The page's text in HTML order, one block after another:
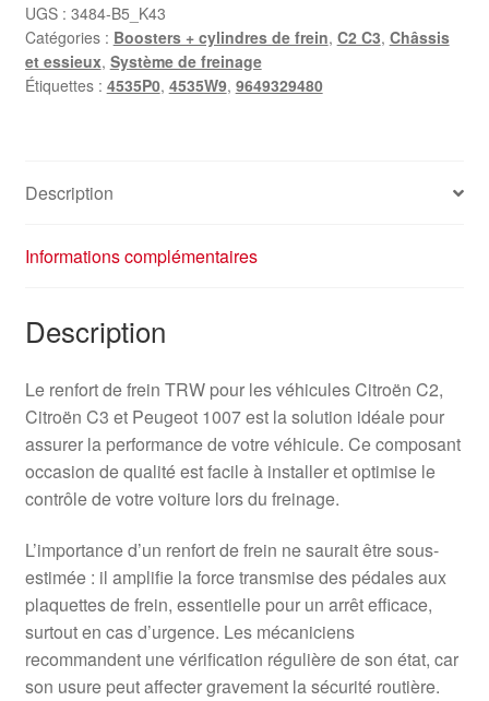
UGS : 3484-B5_K43
Catégories : Boosters + cylindres de frein, C2 C3, Châssis
et essieux, Système de freinage
Étiquettes : 4535P0, 4535W9, 9649329480
Description
Informations complémentaires
Description
Le renfort de frein TRW pour les véhicules Citroën C2,
Citroën C3 et Peugeot 1007 est la solution idéale pour
assurer la performance de votre véhicule. Ce composant
occasion de qualité est facile à installer et optimise le
contrôle de votre voiture lors du freinage.
L’importance d’un renfort de frein ne saurait être sous-
estimée : il amplifie la force transmise des pédales aux
plaquettes de frein, essentielle pour un arrêt efficace,
surtout en cas d’urgence. Les mécaniciens
recommandent une vérification régulière de son état, car
son usure peut affecter gravement la sécurité routière.